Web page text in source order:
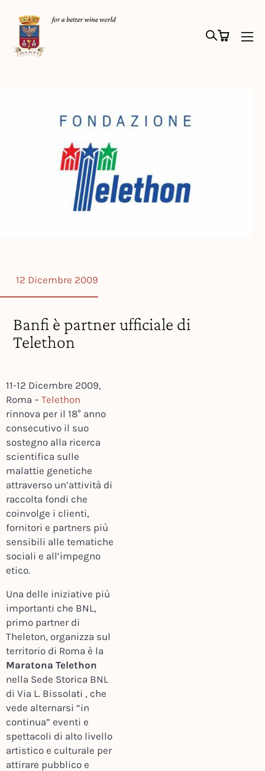
12 Dicembre 2009
Banfi è partner ufficiale di
Telethon
11-12 Dicembre 2009,
Roma – Telethon
rinnova per il 18° anno
consecutivo il suo
sostegno alla ricerca
scientifica sulle
malattie genetiche
attraverso un’attività di
raccolta fondi che
coinvolge i clienti,
fornitori e partners più
sensibili alle tematiche
sociali e all’impegno
etico.
Una delle iniziative più
importanti che BNL,
primo partner di
Theleton, organizza sul
territorio di Roma è la
Maratona Telethon
nella Sede Storica BNL
di Via L. Bissolati , che
vede alternarsi “in
continua” eventi e
spettacoli di alto livello
artistico e culturale per
attirare pubblico e